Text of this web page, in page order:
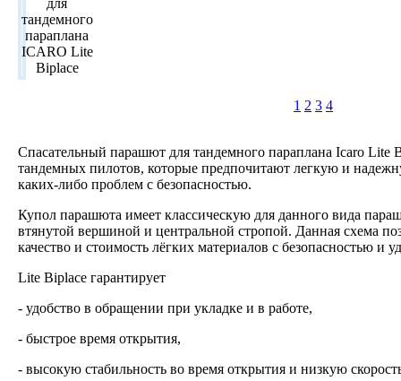
1 2 3 4
Спасательный парашют для тандемного параплана Icaro Lite
тандемных пилотов, которые предпочитают легкую и
каких-либо проблем с безопасностью.
Купол парашюта имеет классическую для данного вида
втянутой вершиной и центральной стропой. Данная схема
качество и стоимость лёгких материалов с безопасностью и
Lite Biplace гарантирует
- удобство в обращении при укладке и в работе,
- быстрое время открытия,
- высокую стабильность во время открытия и низкую